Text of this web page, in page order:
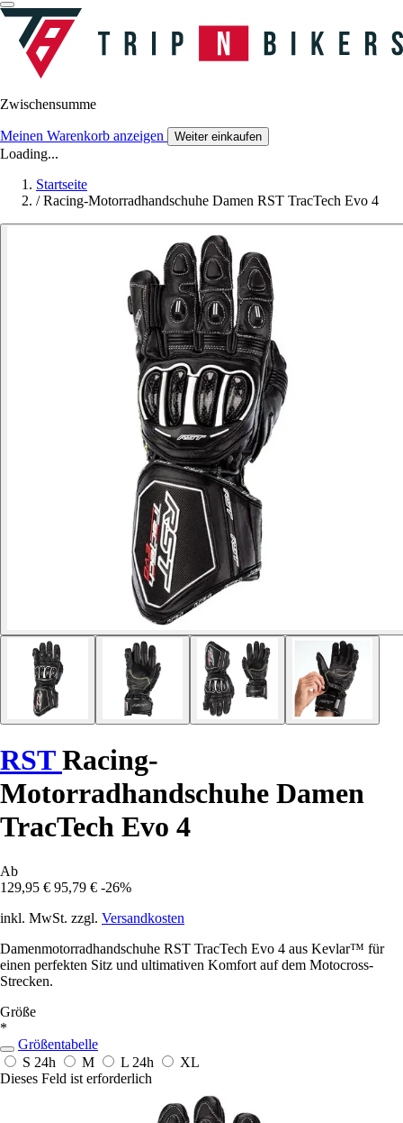
Zwischensumme
Meinen Warenkorb anzeigen Weiter einkaufen
Loading...
Startseite
/ Racing-Motorradhandschuhe Damen RST TracTech Evo 4
RSTRacing-
Motorradhandschuhe Damen
TracTech Evo 4
Ab
129,95 € 95,79 € -26%
inkl. MwSt. zzgl. Versandkosten
Damenmotorradhandschuhe RST TracTech Evo 4 aus Kevlar™ für
einen perfekten Sitz und ultimativen Komfort auf dem Motocross-
Strecken.
Größe
*
Größentabelle
S 24h M L 24h
XL
Dieses Feld ist erforderlich